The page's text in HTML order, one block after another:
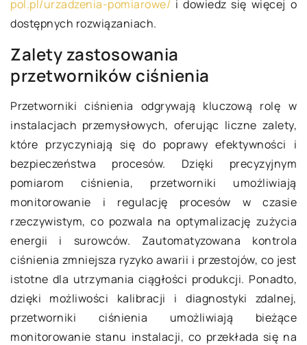
pol.pl/urzadzenia-pomiarowe/ i dowiedz się więcej o
dostępnych rozwiązaniach.
Zalety zastosowania
przetworników ciśnienia
Przetworniki ciśnienia odgrywają kluczową rolę w
instalacjach przemysłowych, oferując liczne zalety,
które przyczyniają się do poprawy efektywności i
bezpieczeństwa procesów. Dzięki precyzyjnym
pomiarom ciśnienia, przetworniki umożliwiają
monitorowanie i regulację procesów w czasie
rzeczywistym, co pozwala na optymalizację zużycia
energii i surowców. Zautomatyzowana kontrola
ciśnienia zmniejsza ryzyko awarii i przestojów, co jest
istotne dla utrzymania ciągłości produkcji. Ponadto,
dzięki możliwości kalibracji i diagnostyki zdalnej,
przetworniki ciśnienia umożliwiają bieżące
monitorowanie stanu instalacji, co przekłada się na